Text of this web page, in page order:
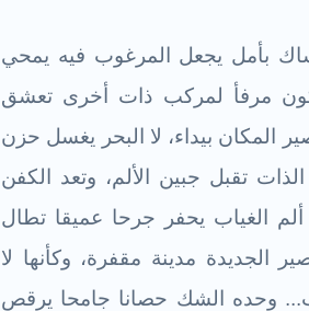
بأمل يجعل المرغوب فيه يمحي
مرفأ لمركب ذات أخرى تعشق
المكان بيداء، لا البحر يغسل حزن
الذات تقبل جبين الألم، وتعد الكفن
الغياب يحفر جرحا عميقا تطال
الجديدة مدينة مقفرة، وكأنها لا
وحده الشك حصانا جامحا يرقص